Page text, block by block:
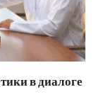
в диалоге